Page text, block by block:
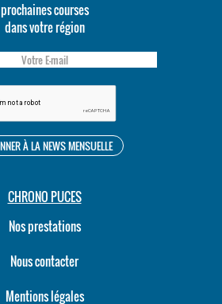
prochaines courses
dans votre région
CHRONO PUCES
Nos prestations
Nous contacter
Mentions légales